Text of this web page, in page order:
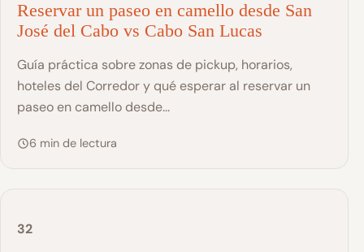
Reservar un paseo en camello desde San
José del Cabo vs Cabo San Lucas
Guía práctica sobre zonas de pickup, horarios,
hoteles del Corredor y qué esperar al reservar un
paseo en camello desde...
6 min de lectura
32